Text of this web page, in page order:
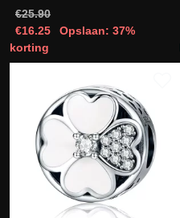
€25.90
€16.25
Opslaan: 37%
korting